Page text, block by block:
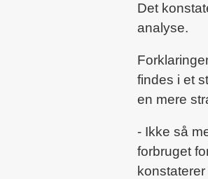
Det
analyse.
findes i et
en mere
- Ikke så
forbruget